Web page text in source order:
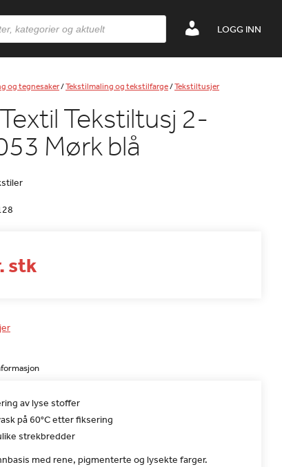
LOGG INN
og tegnesaker/Tekstilmaling og tekstilfarge/Tekstiltusjer
Tekstiltusj 2-
Mørk blå
stk
av lyse stoffer
på 60°C etter fiksering
strekbredder
med rene, pigmenterte og lysekte farger.